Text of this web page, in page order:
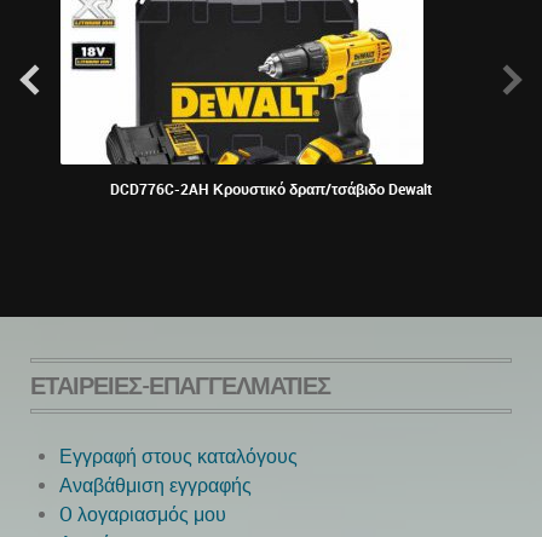
DCD776C-2AH Κρουστικό δραπ/τσάβιδο Dewalt
Next
ΕΤΑΙΡΕΊΕΣ-ΕΠΑΓΓΕΛΜΑΤΊΕΣ
Εγγραφή στους καταλόγους
Αναβάθμιση εγγραφής
O λογαριασμός μου